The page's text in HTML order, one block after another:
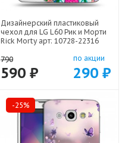
Дизайнерский пластиковый
чехол для LG L60 Рик и Морти
Rick Morty арт: 10728-22316
790
590 ₽
по акции
290 ₽
-25%